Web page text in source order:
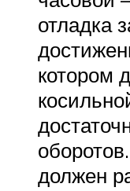
отладка
котором
должен